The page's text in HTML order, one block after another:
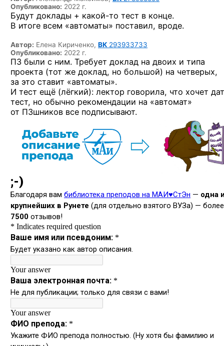
Опубликовано: 2022 г.
Будут доклады + какой-то тест в конце.
В итоге всем «автоматы» поставил, вроде.
Автор: Елена Кириченко, ВК 293933733
Опубликовано: 2022 г.
ПЗ были с ним. Требует доклад на двоих и типа
проекта (тот же доклад, но большой) на четверых,
за это ставит «автоматы».
И тест ещё (лёгкий): лектор говорила, что хочет
тест, но обычно рекомендации на «автомат»
от ПЗшников все подписывают.